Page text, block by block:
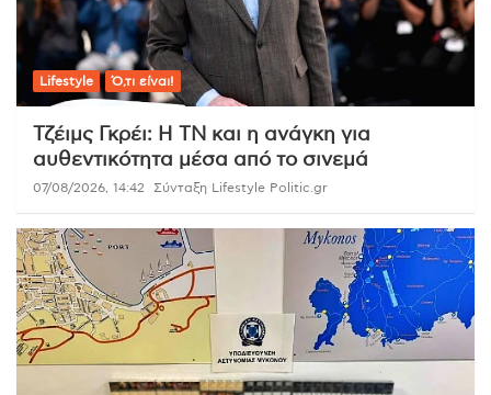
Lifestyle Ό,τι είναι!
Τζέιμς Γκρέι: Η ΤΝ και η ανάγκη για
αυθεντικότητα μέσα από το σινεμά
07/08/2026, 14:42 Σύνταξη Lifestyle Politic.gr